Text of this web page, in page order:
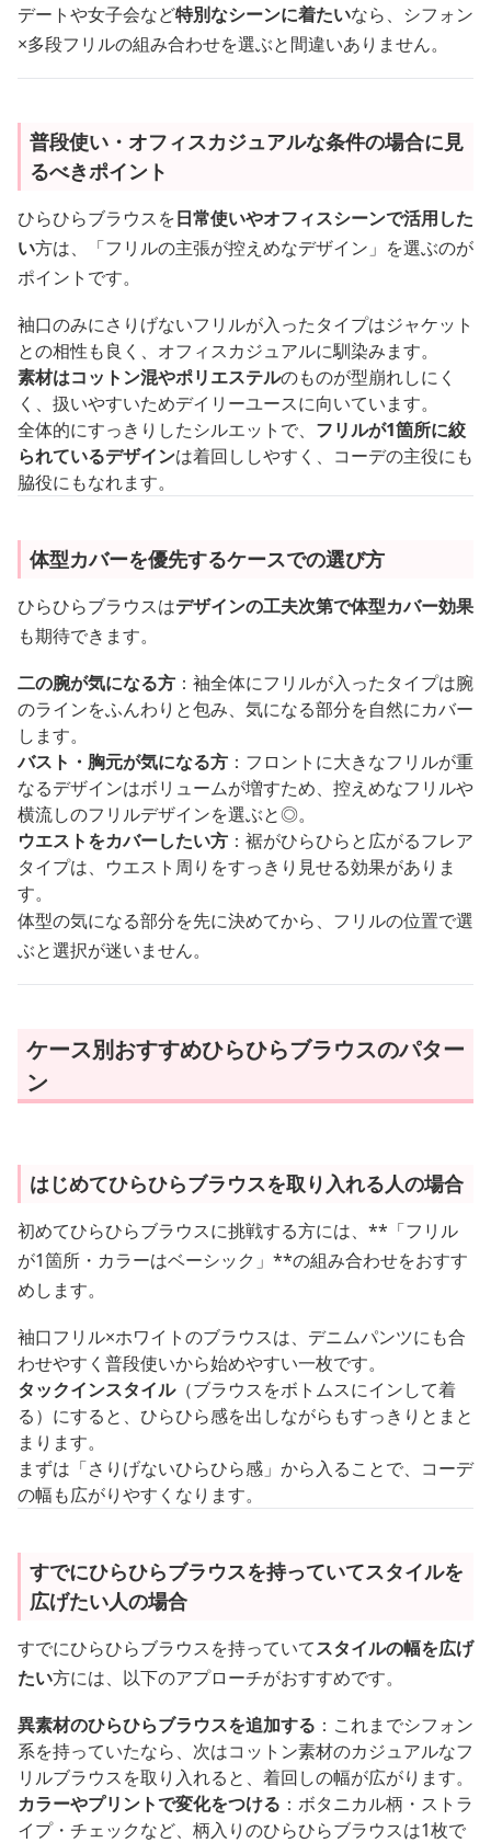
デートや女子会など特別なシーンに着たいなら、シフォン
×多段フリルの組み合わせを選ぶと間違いありません。
普段使い・オフィスカジュアルな条件の場合に見
るべきポイント
ひらひらブラウスを日常使いやオフィスシーンで活用した
い方は、「フリルの主張が控えめなデザイン」を選ぶのが
ポイントです。
袖口のみにさりげないフリルが入ったタイプはジャケット
との相性も良く、オフィスカジュアルに馴染みます。
素材はコットン混やポリエステルのものが型崩れしにく
く、扱いやすいためデイリーユースに向いています。
全体的にすっきりしたシルエットで、 フリルが1箇所に絞
られているデザインは着回ししやすく、コーデの主役にも
脇役にもなれます。
体型カバーを優先するケースでの選び方
ひらひらブラウスはデザインの工夫次第で体型カバー効果
も期待できます。
二の腕が気になる方 ：袖全体にフリルが入ったタイプは腕
のラインをふんわりと包み、気になる部分を自然にカバー
します。
バスト・胸元が気になる方 ：フロントに大きなフリルが重
なるデザインはボリュームが増すため、控えめなフリルや
横流しのフリルデザインを選ぶと◎。
ウエストをカバーしたい方 ：裾がひらひらと広がるフレア
タイプは、ウエスト周りをすっきり見せる効果がありま
す。
体型の気になる部分を先に決めてから、フリルの位置で選
ぶと選択が迷いません。
ケース別おすすめひらひらブラウスのパター
ン
はじめてひらひらブラウスを取り入れる人の場合
初めてひらひらブラウスに挑戦する方には、**「フリル
が1箇所・カラーはベーシック」**の組み合わせをおすす
めします。
袖口フリル×ホワイトのブラウスは、デニムパンツにも合
わせやすく普段使いから始めやすい一枚です。
タックインスタイル（ブラウスをボトムスにインして着
る）にすると、ひらひら感を出しながらもすっきりとまと
まります。
まずは「さりげないひらひら感」から入ることで、コーデ
の幅も広がりやすくなります。
すでにひらひらブラウスを持っていてスタイルを
広げたい人の場合
すでにひらひらブラウスを持っていてスタイルの幅を広げ
たい方には、以下のアプローチがおすすめです。
異素材のひらひらブラウスを追加する ：これまでシフォン
系を持っていたなら、次はコットン素材のカジュアルなフ
リルブラウスを取り入れると、着回しの幅が広がります。
カラーやプリントで変化をつける ：ボタニカル柄・ストラ
イプ・チェックなど、柄入りのひらひらブラウスは1枚で